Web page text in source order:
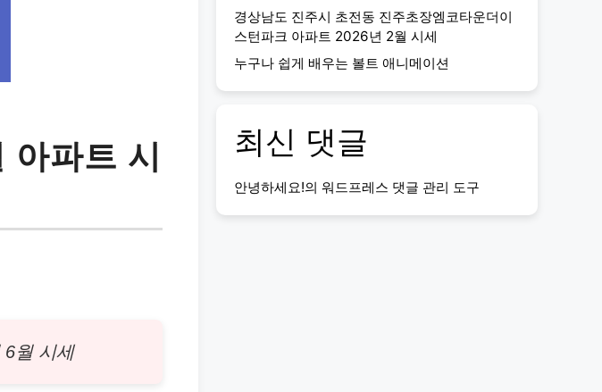
아파트 시
6월 시세
경상남도 진주시 초전동 진주초장엠코타운더이
스턴파크 아파트 2026년 2월 시세
누구나 쉽게 배우는 볼트 애니메이션
최신 댓글
안녕하세요!의 워드프레스 댓글 관리 도구